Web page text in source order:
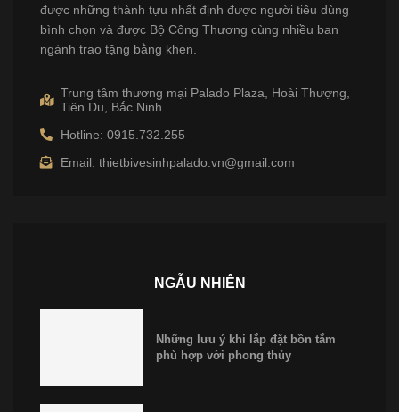
được những thành tựu nhất định được người tiêu dùng
bình chọn và được Bộ Công Thương cùng nhiều ban
ngành trao tặng bằng khen.
Trung tâm thương mại Palado Plaza, Hoài Thượng,
Tiên Du, Bắc Ninh.
Hotline: 0915.732.255
Email: thietbivesinhpalado.vn@gmail.com
NGẪU NHIÊN
Những lưu ý khi lắp đặt bồn tắm
phù hợp với phong thủy